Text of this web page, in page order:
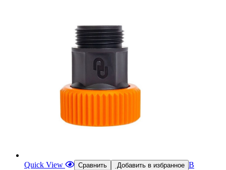
Quick View Сравнить Добавить в избранное В